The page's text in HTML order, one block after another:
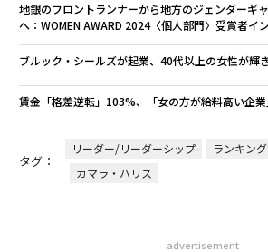
地銀のフロントランナーから地方のジェンダーギ
へ：WOMEN AWARD 2024〈個人部門〉受賞者イ
ブルック・シールズが起業、40代以上の女性が輝
賃金「格差逆転」103%、「女の方が給料高い企
タグ：
リーダー/リーダーシップ ランキング
カマラ・ハリス
advertisement